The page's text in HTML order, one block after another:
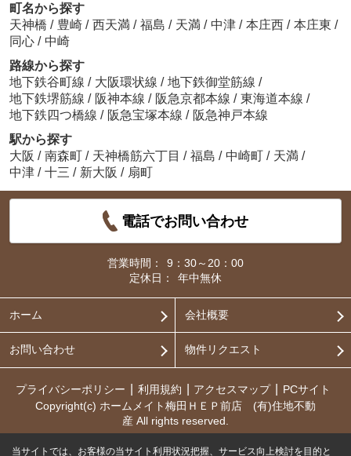
町名から探す
天神橋 / 豊崎 / 西天満 / 福島 / 天満 / 中津 / 本庄西 / 本庄東 /
同心 / 中崎
路線から探す
地下鉄谷町線 / 大阪環状線 / 地下鉄御堂筋線 /
地下鉄堺筋線 / 阪神本線 / 阪急京都本線 / 東海道本線 /
地下鉄四つ橋線 / 阪急宝塚本線 / 阪急神戸本線
駅から探す
大阪 / 南森町 / 天神橋筋六丁目 / 福島 / 中崎町 / 天満 /
中津 / 十三 / 新大阪 / 扇町
電話でお問い合わせ
営業時間：
9：30～20：00
定休日：
年中無休
ホーム 会社概要
お問い合わせ 物件リクエスト
プライバシーポリシー 利用規約 アクセスマップ
PCサイト
Copyright(c) ホームメイト梅田ＨＥＰ前店 (有)住地不動
産 All rights reserved.
当サイトでは、お客様の当サイト利用状況把握、サービス向上検討を目的と